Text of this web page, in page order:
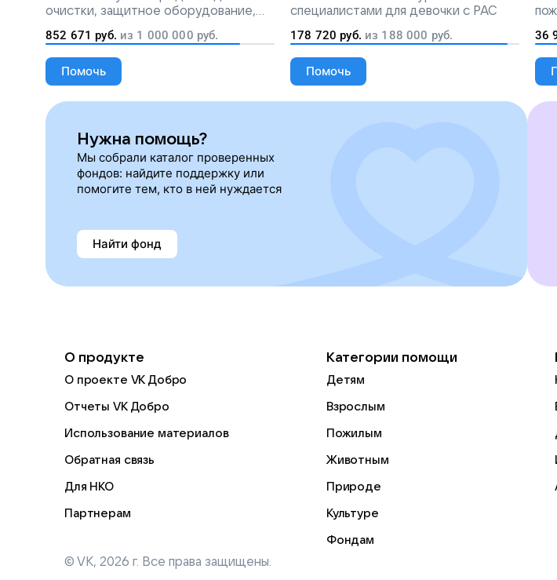
очистки, защитное оборудование,
лекарства, корм и предметы первой
необходимости
852 671 руб. из 1 000 000 руб.
Помочь
специалистами для девочки с РАС
178 720 руб. из 188 000 руб.
Помочь
36
Нужна помощь?
Мы собрали каталог проверенных
фондов: найдите поддержку или
помогите тем, кто в ней нуждается
Найти фонд
О продукте
О проекте VK Добро
Отчеты VK Добро
Использование материалов
Обратная связь
Для НКО
Партнерам
Категории помощи
Детям
Взрослым
Пожилым
Животным
Природе
Культуре
Фондам
© VK, 2026 г. Все права защищены.